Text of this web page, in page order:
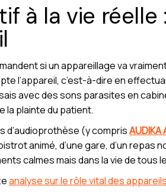
à la vie
si un appareillage va
l’appareil, c’est-à-dire en
avec des sons parasites en
la plainte du patient.
d’audioprothèse (y compris
animé, d’une gare, d’un
calmes mais dans la vie de tous
analyse sur le rôle vital des